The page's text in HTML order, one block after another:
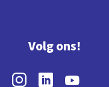
Volg ons!